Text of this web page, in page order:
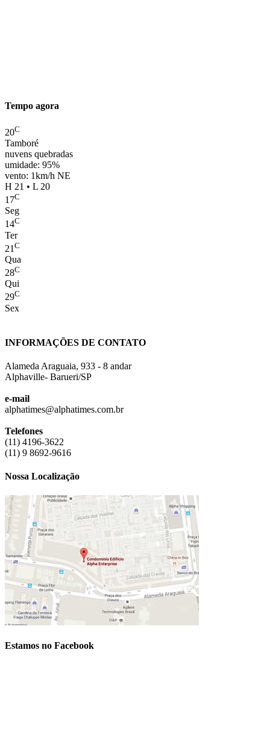
Tempo agora
20C
Tamboré
nuvens quebradas
umidade: 95%
vento: 1km/h NE
H 21 • L 20
17C
Seg
14C
Ter
21 C
Qua
28C
Qui
29C
Sex
INFORMAÇÕES DE CONTATO
Alameda Araguaia, 933 - 8 andar
Alphaville- Barueri/SP
e-mail
alphatimes@alphatimes.com.br
Telefones
(11) 4196-3622
(11) 9 8692-9616
Nossa Localização
Estamos no Facebook